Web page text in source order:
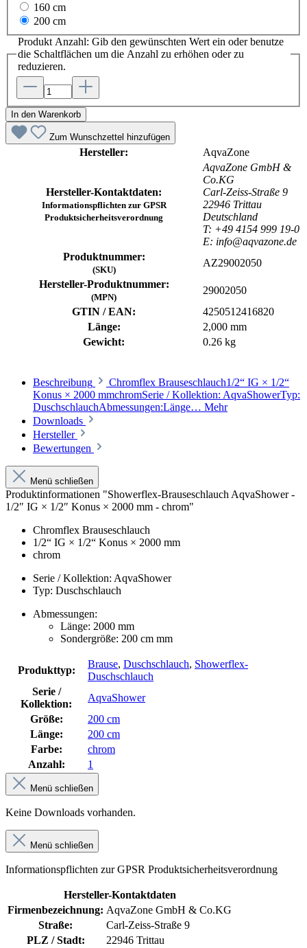
160 cm
200 cm
Produkt Anzahl: Gib den gewünschten Wert ein oder benutze
die Schaltflächen um die Anzahl zu erhöhen oder zu
reduzieren.
In den Warenkorb
Zum Wunschzettel hinzufügen
Hersteller: AqvaZone
Hersteller-Kontaktdaten:
Informationspflichten zur GPSR
Produktsicherheitsverordnung
AqvaZone GmbH &
Co.KG
Carl-Zeiss-Straße 9
22946 Trittau
Deutschland
T: +49 4154 999 19-0
E: info@aqvazone.de
Produktnummer:
(SKU)
AZ29002050
Hersteller-Produktnummer:
(MPN)
29002050
GTIN / EAN:
4250512416820
Länge:
2,000 mm
Gewicht:
0.26 kg
Beschreibung
Chromflex Brauseschlauch1/2“ IG × 1/2“
Konus × 2000 mmchromSerie / Kollektion: AqvaShowerTyp:
DuschschlauchAbmessungen:Länge… Mehr
Downloads
Hersteller
Bewertungen
Menü schließen
Produktinformationen "Showerflex-Brauseschlauch AqvaShower -
1/2″ IG × 1/2″ Konus × 2000 mm - chrom"
Chromflex Brauseschlauch
1/2“ IG × 1/2“ Konus × 2000 mm
chrom
Serie / Kollektion: AqvaShower
Typ: Duschschlauch
Abmessungen:
Länge: 2000 mm
Sondergröße: 200 cm mm
Produkttyp:
Brause, Duschschlauch, Showerflex-
Duschschlauch
Serie /
Kollektion:
AqvaShower
Größe:
200 cm
Länge:
200 cm
Farbe:
chrom
Anzahl:
1
Menü schließen
Keine Downloads vorhanden.
Menü schließen
Informationspflichten zur GPSR Produktsicherheitsverordnung
Hersteller-Kontaktdaten
Firmenbezeichnung: AqvaZone GmbH & Co.KG
Straße:
Carl-Zeiss-Straße 9
PLZ / Stadt:
22946 Trittau